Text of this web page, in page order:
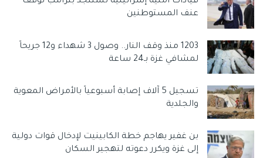
وتشير التقديرات إلى أن هذه الخطوة قد تُنفّذ في حال فشل
المسار الدبلوماسي، مع الأخذ في الاعتبار المخاطر الأمنية العالية
والتداعيات السياسية لمثل هذا التحرك.
الضغط الدبلوماسي
أما الخيار الرابع فيقوم على استخدام القنوات الدبلوماسية
والإقليمية والدولية للضغط على حركة حماس من أجل تسليم
ووفق المصادر، فإن وزارة الخارجية الإسرائيلية تعمل بالتنسيق
عنف المستوطنين
1203 منذ وقف النار.. وصول 3 شهداء و12 جريحاً
لمشافي غزة بـ24 ساعة
تسجيل 5 آلاف إصابة أسبوعياً بالأمراض المعوية
والجلدية
بن غفير يهاجم خطة الكابينيت لإدخال قوات دولية
إلى غزة ويكرر دعوته لتهجير السكان